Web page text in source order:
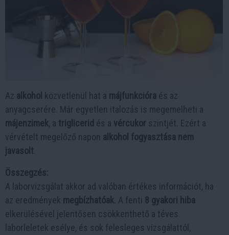
Az alkohol közvetlenül hat a májfunkcióra és az
anyagcserére. Már egyetlen italozás is megemelheti a
májenzimek, a triglicerid és a vércukor szintjét. Ezért a
vérvételt megelőző napon alkohol fogyasztása nem
javasolt
Összegzés:
A laborvizsgálat akkor ad valóban értékes információt, ha
az eredmények megbízhatóak . A fenti 8 gyakori hiba
elkerülésével jelentősen csökkenthető a téves
laborleletek esélye, és sok felesleges vizsgálattól,